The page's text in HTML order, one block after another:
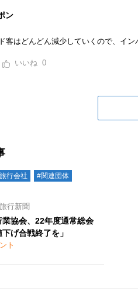
ン
客はどんどん減少していくので、イン
0
行会社
#関連団体
行新聞
業協会、22年度通常総会
げ合戦終了を」
ト